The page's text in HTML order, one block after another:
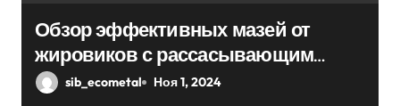
Обзор эффективных мазей от
жировиков с рассасывающим
эффектом
sib_ecometal Ноя 1, 2024